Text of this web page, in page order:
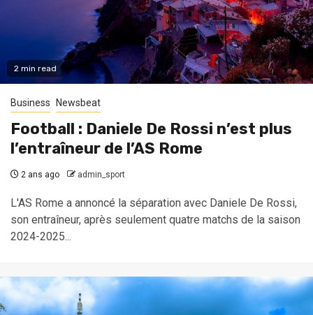
2 min read
Business Newsbeat
Football : Daniele De Rossi n’est plus
l’entraîneur de l’AS Rome
2 ans ago admin_sport
L'AS Rome a annoncé la séparation avec Daniele De Rossi,
son entraîneur, après seulement quatre matchs de la saison
2024-2025...